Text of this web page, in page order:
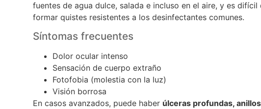
fuentes de agua dulce, salada e incluso en el aire, y es
formar quistes resistentes a los desinfectantes comunes.
Síntomas frecuentes
Dolor ocular intenso
Sensación de cuerpo extraño
Fotofobia (molestia con la luz)
Visión borrosa
En casos avanzados, puede haber úlceras profundas,